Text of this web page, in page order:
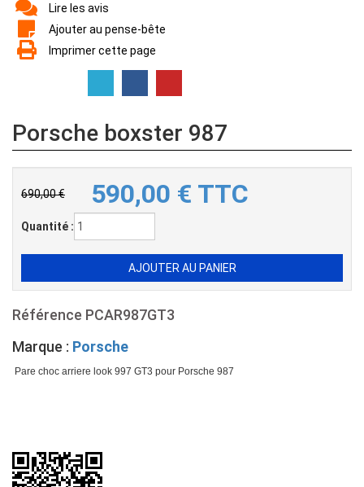
Lire les avis
Ajouter au pense-bête
Imprimer cette page
Porsche boxster 987
690,00 € 590,00 € TTC
Quantité :
Référence PCAR987GT3
Marque : Porsche
Pare choc arriere look 997 GT3 pour Porsche 987